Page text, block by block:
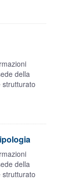
della
strutturato
della
strutturato